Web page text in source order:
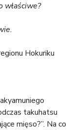
właściwe?
Hokuriku
takuhatsu
mięso?”. Na co